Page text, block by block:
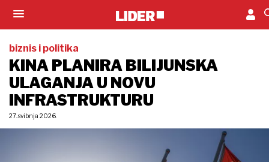
biznis i politika
KINA PLANIRA BILIJUNSKA
ULAGANJA U NOVU
INFRASTRUKTURU
27. svibnja 2026.